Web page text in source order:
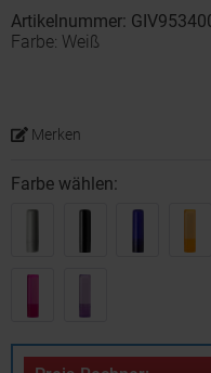
Artikelnummer:
Farbe: Weiß
Merken
Farbe wählen: